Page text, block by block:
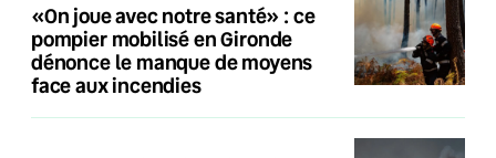
«On joue avec notre santé» : ce
pompier mobilisé en Gironde
dénonce le manque de moyens
face aux incendies